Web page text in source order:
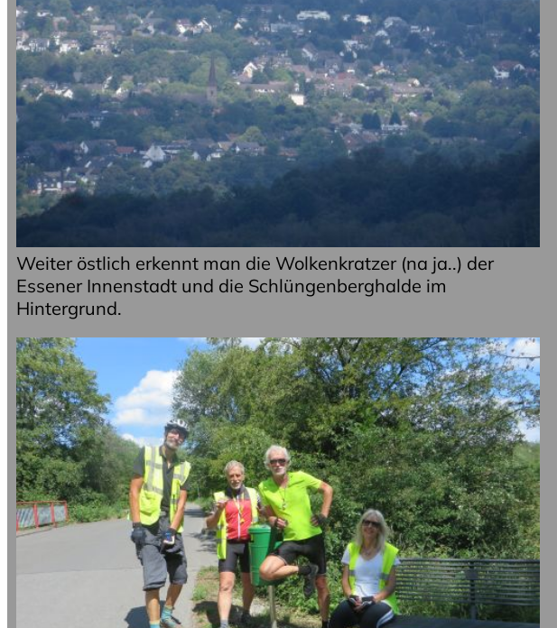
Weiter östlich erkennt man die Wolkenkratzer (na ja..) der
Essener Innenstadt und die Schlüngenberghalde im
Hintergrund.